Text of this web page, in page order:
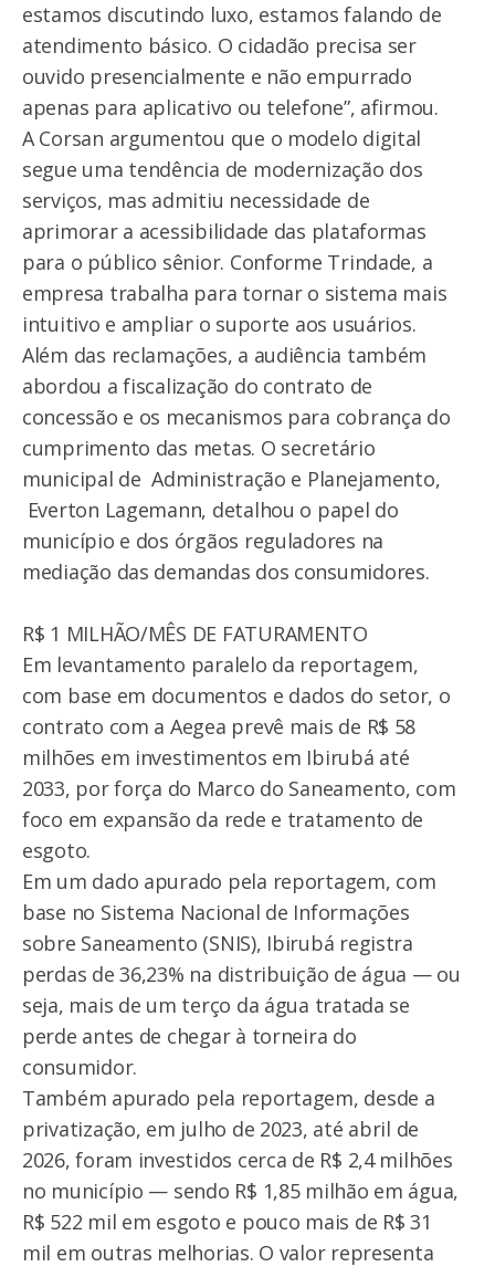
estamos discutindo luxo, estamos falando de
atendimento básico. O cidadão precisa ser
ouvido presencialmente e não empurrado
apenas para aplicativo ou telefone”, afirmou.
A Corsan argumentou que o modelo digital
segue uma tendência de modernização dos
serviços, mas admitiu necessidade de
aprimorar a acessibilidade das plataformas
para o público sênior. Conforme Trindade, a
empresa trabalha para tornar o sistema mais
intuitivo e ampliar o suporte aos usuários.
Além das reclamações, a audiência também
abordou a fiscalização do contrato de
concessão e os mecanismos para cobrança do
cumprimento das metas. O secretário
municipal de Administração e Planejamento,
Everton Lagemann, detalhou o papel do
município e dos órgãos reguladores na
mediação das demandas dos consumidores.
R$ 1 MILHÃO/MÊS DE FATURAMENTO
Em levantamento paralelo da reportagem,
com base em documentos e dados do setor, o
contrato com a Aegea prevê mais de R$ 58
milhões em investimentos em Ibirubá até
2033, por força do Marco do Saneamento, com
foco em expansão da rede e tratamento de
esgoto.
Em um dado apurado pela reportagem, com
base no Sistema Nacional de Informações
sobre Saneamento (SNIS), Ibirubá registra
perdas de 36,23% na distribuição de água — ou
seja, mais de um terço da água tratada se
perde antes de chegar à torneira do
consumidor.
Também apurado pela reportagem, desde a
privatização, em julho de 2023, até abril de
2026, foram investidos cerca de R$ 2,4 milhões
no município — sendo R$ 1,85 milhão em água,
R$ 522 mil em esgoto e pouco mais de R$ 31
mil em outras melhorias. O valor representa